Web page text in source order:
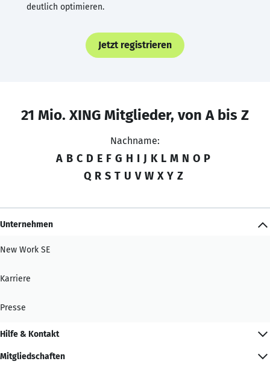
deutlich optimieren.
Jetzt registrieren
21 Mio. XING Mitglieder, von A bis Z
Nachname:
A B C D E F G H I J K L M N O P
Q R S T U V W X Y Z
Unternehmen
New Work SE
Karriere
Presse
Hilfe & Kontakt
Mitgliedschaften